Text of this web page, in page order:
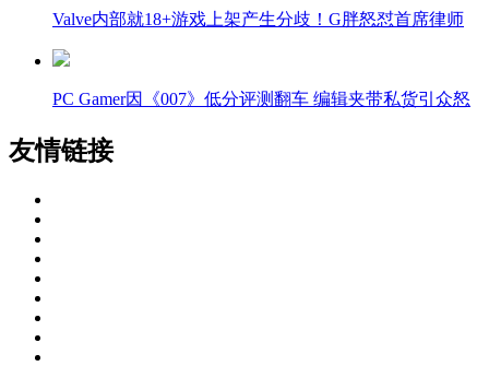
Valve内部就18+游戏上架产生分歧！G胖怒怼首席律师
PC Gamer因《007》低分评测翻车 编辑夹带私货引众怒
友情链接